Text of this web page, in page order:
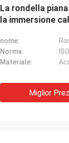
La rondella
la immersione
nome:
Norma:
Materiale:
Miglior